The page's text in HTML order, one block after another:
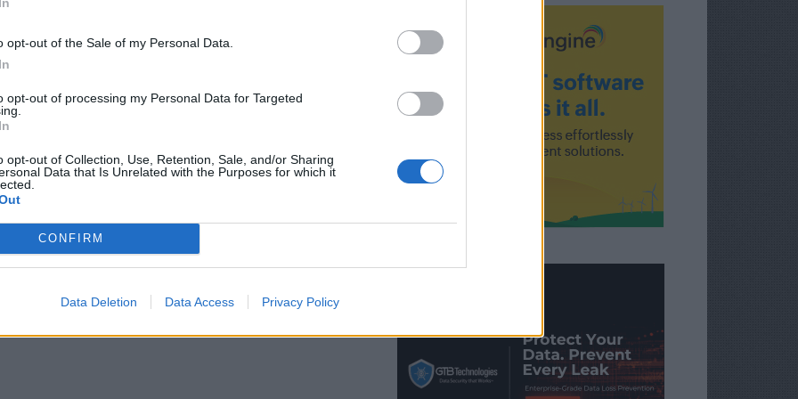
opt-out of the Sale of my Personal Data.
opt-out of processing my Personal Data for Targeted
opt-out of Collection, Use, Retention, Sale, and/or Sharing
Data that Is Unrelated with the Purposes for which it
CONFIRM
Data Deletion Data Access Privacy Policy
πρόσθετη προοπτική αύξησης της